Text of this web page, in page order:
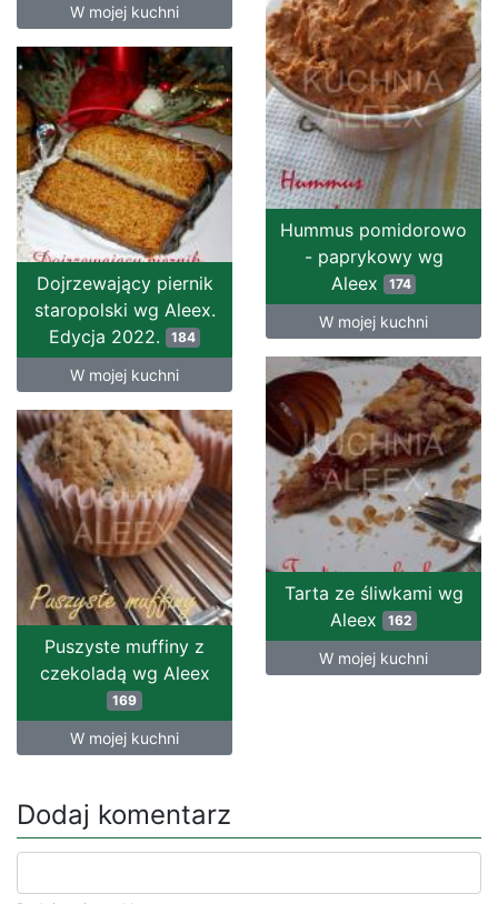
W mojej kuchni
Hummus pomidorowo
- paprykowy wg
Aleex
174
W mojej kuchni
Dojrzewający piernik
staropolski wg Aleex.
Edycja 2022.
184
W mojej kuchni
Tarta ze śliwkami wg
Aleex
162
W mojej kuchni
Puszyste muffiny z
czekoladą wg Aleex
169
W mojej kuchni
Dodaj komentarz